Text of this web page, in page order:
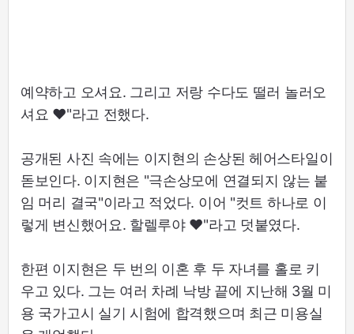
예약하고 오셔요. 그리고 저랑 수다도 떨러 놀러오
셔요 ♥"라고 전했다.
공개된 사진 속에는 이지현의 손상된 헤어스타일이
돋보인다. 이지현은 "극손상모에 연결되지 않는 붙
임 머리 결국"이라고 적었다. 이어 "컷트 하나로 이
렇게 변신했어요. 할렐루야 ♥"라고 덧붙였다.
한편 이지현은 두 번의 이혼 후 두 자녀를 홀로 키
우고 있다. 그는 여러 차례 낙방 끝에 지난해 3월 미
용 국가고시 실기 시험에 합격했으며 최근 미용실